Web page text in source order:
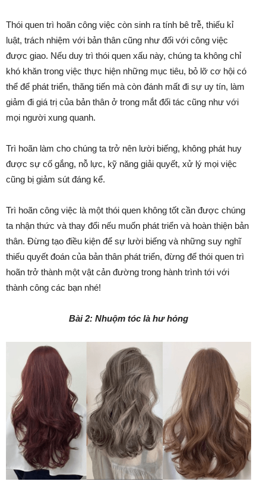
Thói quen trì hoãn công việc còn sinh ra tính bê trễ, thiếu kỉ
luật, trách nhiệm với bản thân cũng như đối với công việc
được giao. Nếu duy trì thói quen xấu này, chúng ta không chỉ
khó khăn trong việc thực hiện những mục tiêu, bỏ lỡ cơ hội có
thể để phát triển, thăng tiến mà còn đánh mất đi sự uy tín, làm
giảm đi giá trị của bản thân ở trong mắt đối tác cũng như với
mọi người xung quanh.
Trì hoãn làm cho chúng ta trở nên lười biếng, không phát huy
được sự cố gắng, nỗ lực, kỹ năng giải quyết, xử lý mọi việc
cũng bị giảm sút đáng kể.
Trì hoãn công việc là một thói quen không tốt cần được chúng
ta nhận thức và thay đổi nếu muốn phát triển và hoàn thiện bản
thân. Đừng tạo điều kiện để sự lười biếng và những suy nghĩ
thiếu quyết đoán của bản thân phát triển, đừng để thói quen trì
hoãn trở thành một vật cản đường trong hành trình tới với
thành công các bạn nhé!
Bài 2: Nhuộm tóc là hư hỏng